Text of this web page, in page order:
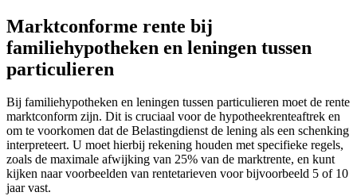
Marktconforme rente bij
familiehypotheken en leningen tussen
particulieren
Bij familiehypotheken en leningen tussen particulieren moet de rente
marktconform zijn. Dit is cruciaal voor de hypotheekrenteaftrek en
om te voorkomen dat de Belastingdienst de lening als een schenking
interpreteert. U moet hierbij rekening houden met specifieke regels,
zoals de maximale afwijking van 25% van de marktrente, en kunt
kijken naar voorbeelden van rentetarieven voor bijvoorbeeld 5 of 10
jaar vast.